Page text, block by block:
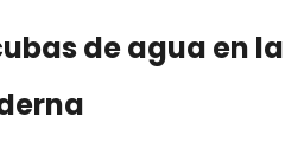
de agua en la